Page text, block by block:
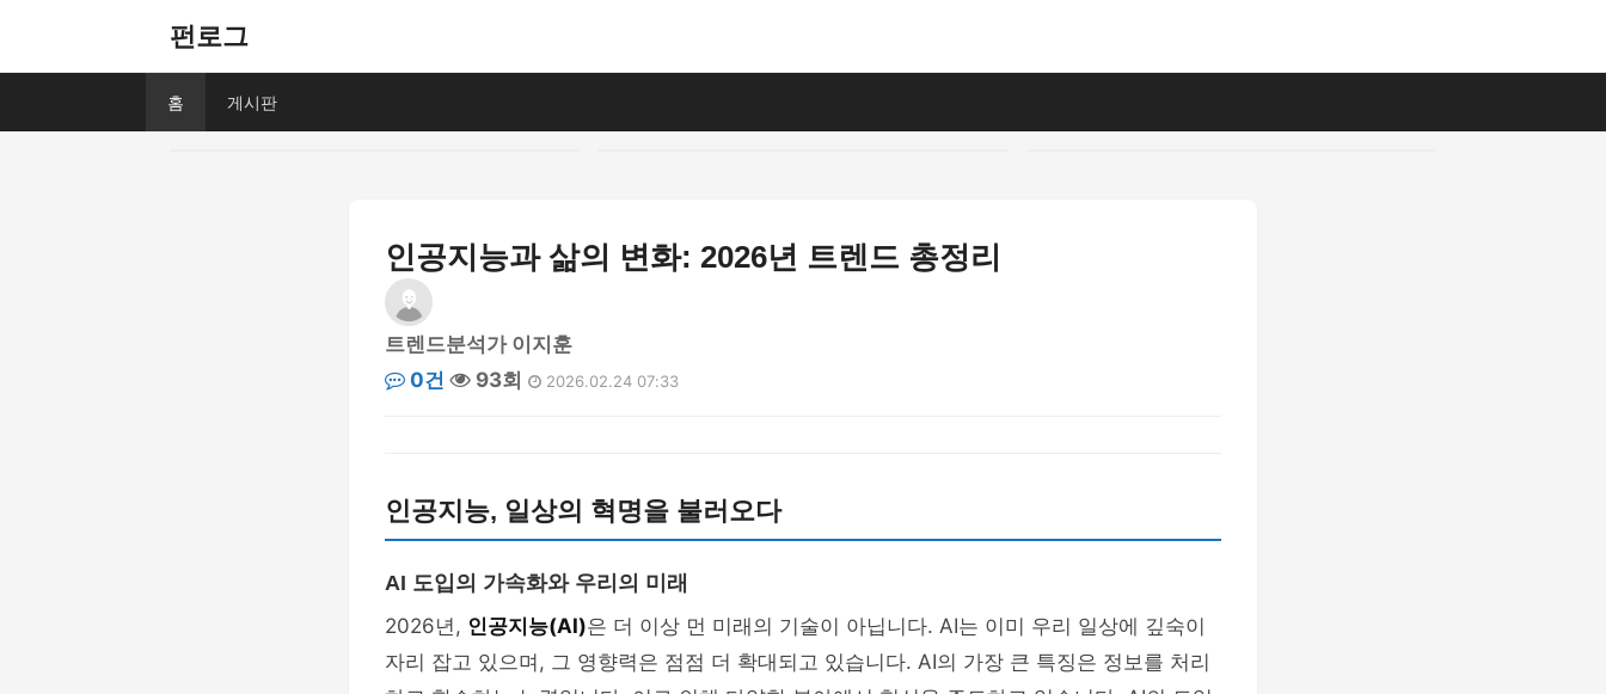
펀로그
홈 게시판
인공지능과 삶의 변화: 2026년 트렌드 총정리
트렌드분석가 이지훈
0건
93회 2026.02.24 07:33
인공지능, 일상의 혁명을 불러오다
AI 도입의 가속화와 우리의 미래
2026년, 인공지능(AI)은 더 이상 먼 미래의 기술이 아닙니다. AI는 이미 우리 일상에 깊숙이
자리 잡고 있으며, 그 영향력은 점점 더 확대되고 있습니다. AI의 가장 큰 특징은 정보를 처리